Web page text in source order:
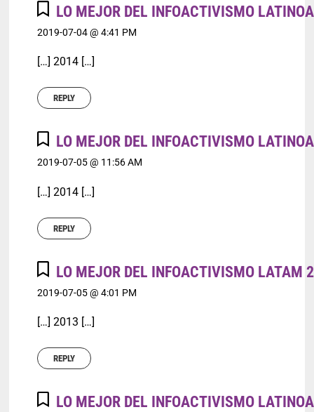
LO MEJOR DEL INFOACTIVISMO
2019-07-04 @ 4:41 PM
[…] 2014 […]
REPLY
LO MEJOR DEL INFOACTIVISMO
2019-07-05 @ 11:56 AM
[…] 2014 […]
REPLY
LO MEJOR DEL INFOACTIVISMO LATAM
2019-07-05 @ 4:01 PM
[…] 2013 […]
REPLY
LO MEJOR DEL INFOACTIVISMO